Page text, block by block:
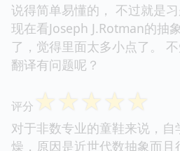
说得简单易懂的， 不过就是
现在看Joseph J.Rotman的抽
了，觉得里面太多小点了。
翻译有问题呢？
评分 ☆☆☆☆☆
对于非数专业的童鞋来说，
燥，原因是近世代数抽象而